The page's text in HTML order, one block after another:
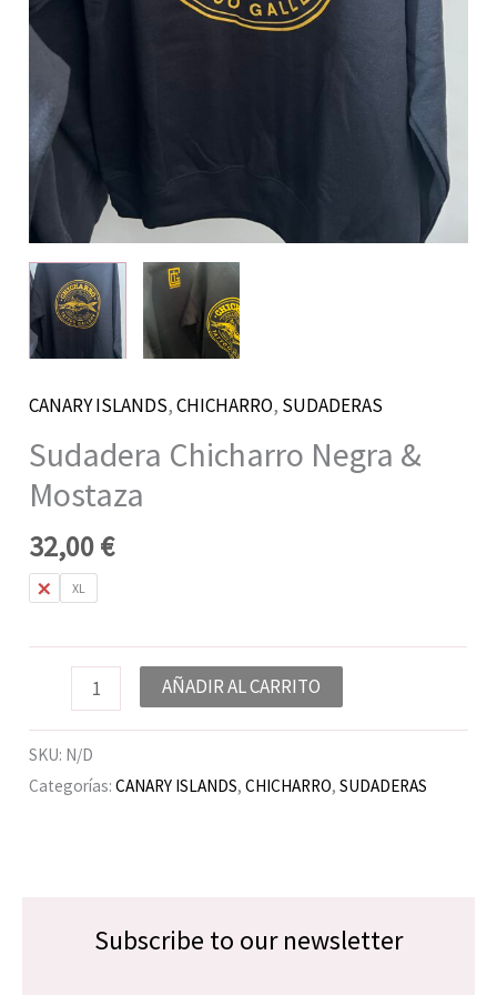
CANARY ISLANDS,CHICHARRO, SUDADERAS
Sudadera Chicharro Negra &
Mostaza
32,00€
L XL
AÑADIR AL CARRITO
SKU: N/D
Categorías:CANARY ISLANDS,CHICHARRO,SUDADERAS
Subscribe to our newsletter